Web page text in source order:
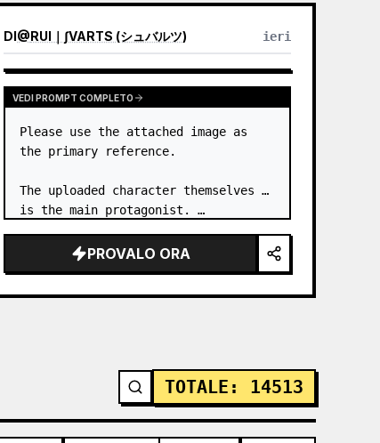
DI@RUI｜∫VARTS (シュバルツ) ieri
VEDI PROMPT COMPLETO
Please use the attached image as
the primary reference.
The uploaded character themselves
is the main protagonist. …
PROVALO ORA
TOTALE : 14513